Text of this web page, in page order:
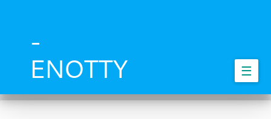
-
ENOTTY
☰